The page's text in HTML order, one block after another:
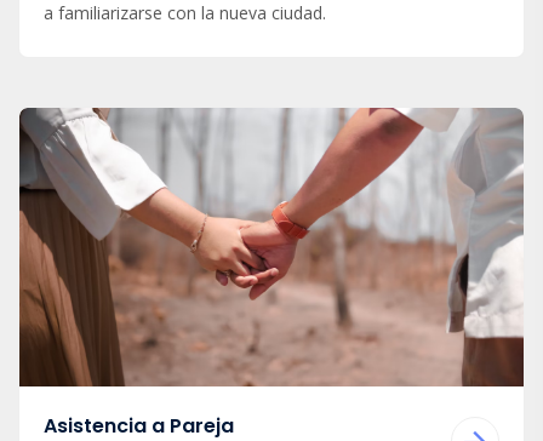
a familiarizarse con la nueva ciudad.
Asistencia a Pareja